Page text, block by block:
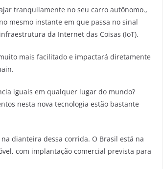
tranquilamente no seu carro autônomo.,
mesmo instante em que passa no sinal
da Internet das Coisas (IoT).
mais facilitado e impactará diretamente
iguais em qualquer lugar do mundo?
nesta nova tecnologia estão bastante
dianteira dessa corrida. O Brasil está na
com implantação comercial prevista para